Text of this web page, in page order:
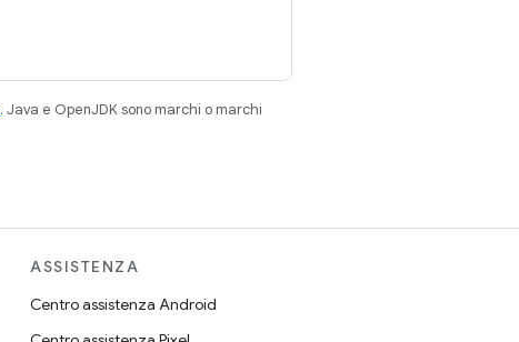
. Java e OpenJDK sono marchi o marchi
ASSISTENZA
Centro assistenza Android